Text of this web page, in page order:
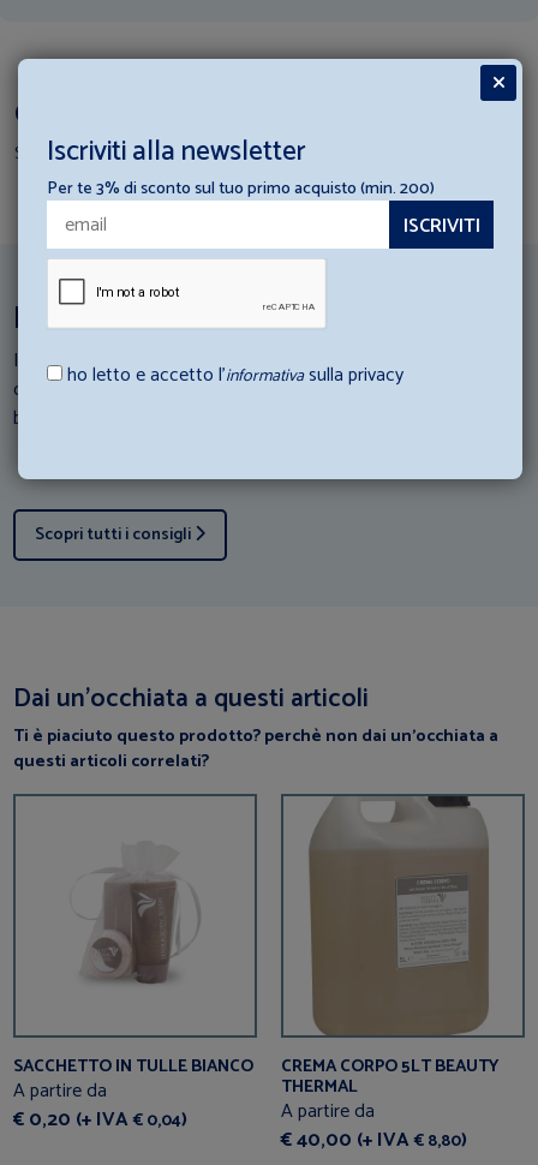
Completa il Set Coordinato
Scopri i prodotti per creare il tuo set
Ispirazioni per la tua struttura ricettiva
I nostri esperti di Hotellerie scendono in campo: Consulta i loro
consigli e scopri come abbinare al meglio gli articoli di
biancheria con la tua struttura ricettiva.
Scopri tutti i consigli
Dai un’occhiata a questi articoli
Ti è piaciuto questo prodotto? perchè non dai un’occhiata a
questi articoli correlati?
SACCHETTO IN TULLE BIANCO
A partire da
€ 0,20 (+ IVA€ 0,04)
CREMA CORPO 5LT BEAUTY
THERMAL
A partire da
€ 40,00 (+ IVA€ 8,80)
Iscriviti alla newsletter
Per te 3% di sconto sul tuo primo acquisto (min. 200)
ho letto e accetto l’informativasulla privacy